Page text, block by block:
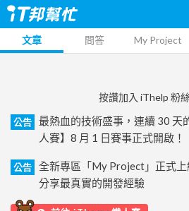
文章 問答 My Project
按讚加入 iThelp 粉
公告
最熱血的技術盛事，連續 30 天
人賽】8 月 1 日賽事正式開啟！
公告
全新專區「My Project」正式上
分享最真實的開發經驗